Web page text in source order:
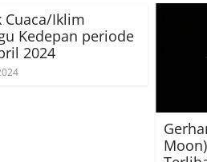
Cuaca/Iklim
Kedepan periode
2024